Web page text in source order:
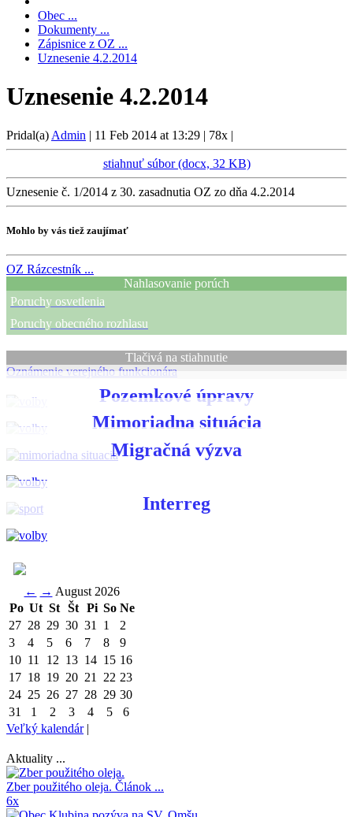
Obec ...
Dokumenty ...
Zápisnice z OZ ...
Uznesenie 4.2.2014
Uznesenie 4.2.2014
Pridal(a) Admin | 11 Feb 2014 at 13:29 | 78x |
stiahnuť súbor (docx, 32 KB)
Uznesenie č. 1/2014 z 30. zasadnutia OZ zo dňa 4.2.2014
Mohlo by vás tiež zaujímať
OZ Rázcestník ...
Nahlasovanie porúch
Poruchy osvetlenia
Poruchy obecného rozhlasu
Tlačivá na stiahnutie
Oznámenie verejného funkcionára
Pozemkové úpravy
Mimoriadna situácia
Migračná výzva
Interreg
← → August 2026
Po Ut St Št Pi So Ne
27 28 29 30 31 1
2
3
4 5 6 7 8
9
10 11 12 13 14 15 16
17 18 19 20 21 22 23
24 25 26 27 28 29 30
31
1 2 3 4 5
6
Veľký kalendár|
Aktuality ...
Zber použitého oleja. Článok ...
6x